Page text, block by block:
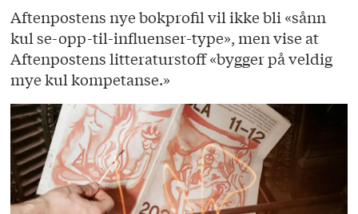
Aftenpostens nye bokprofil vil ikke bli «sånn
kul se-opp-til-influenser-type», men vise at
Aftenpostens litteraturstoff «bygger på veldig
mye kul kompetanse.»